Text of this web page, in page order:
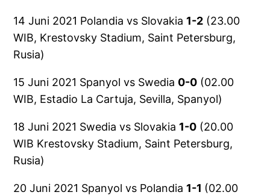
14 Juni 2021 Polandia vs Slovakia 1-2 (23.00
WIB, Krestovsky Stadium, Saint Petersburg,
Rusia)
15 Juni 2021 Spanyol vs Swedia 0-0 (02.00
WIB, Estadio La Cartuja, Sevilla, Spanyol)
18 Juni 2021 Swedia vs Slovakia 1-0 (20.00
WIB Krestovsky Stadium, Saint Petersburg,
Rusia)
20 Juni 2021 Spanyol vs Polandia 1-1 (02.00